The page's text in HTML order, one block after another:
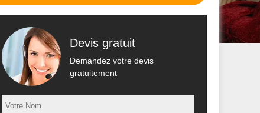
Devis gratuit
Demandez votre devis
gratuitement